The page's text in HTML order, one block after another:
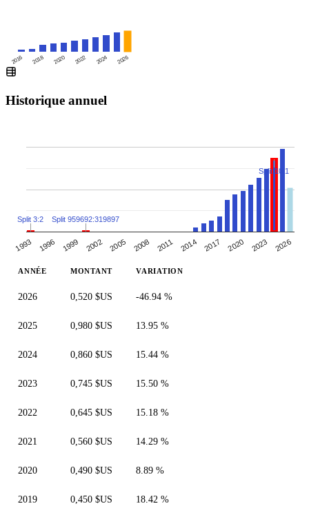
2016 2018 2020 2022 2024 2026
Historique annuel
1993 1996 1999 2002 2005 2008 2011 2014 2017 2020 2023 2026
Split 3:2 Split 959692:319897
Split 10:1
ANNÉE MONTANT VARIATION
2026 0,520 $US -46.94 %
2025 0,980 $US 13.95 %
2024 0,860 $US 15.44 %
2023 0,745 $US 15.50 %
2022 0,645 $US 15.18 %
2021 0,560 $US 14.29 %
2020 0,490 $US 8.89 %
2019 0,450 $US 18.42 %